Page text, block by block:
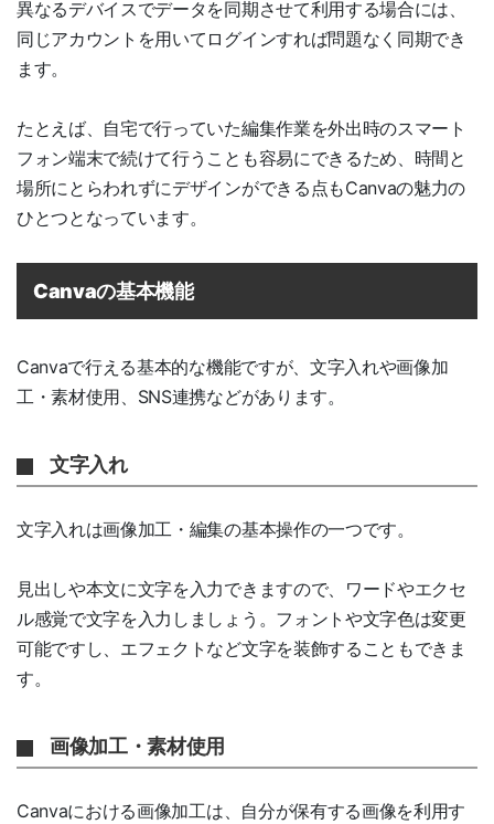
異なるデバイスでデータを同期させて利用する場合には、
同じアカウントを用いてログインすれば問題なく同期でき
ます。
たとえば、自宅で行っていた編集作業を外出時のスマート
フォン端末で続けて行うことも容易にできるため、時間と
場所にとらわれずにデザインができる点もCanvaの魅力の
ひとつとなっています。
Canvaの基本機能
Canvaで行える基本的な機能ですが、文字入れや画像加
工・素材使用、SNS連携などがあります。
文字入れ
文字入れは画像加工・編集の基本操作の一つです。
見出しや本文に文字を入力できますので、ワードやエクセ
ル感覚で文字を入力しましょう。フォントや文字色は変更
可能ですし、エフェクトなど文字を装飾することもできま
す。
画像加工・素材使用
Canvaにおける画像加工は、自分が保有する画像を利用す